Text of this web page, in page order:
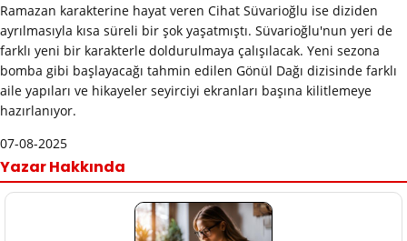
Ramazan karakterine hayat veren Cihat Süvarioğlu ise diziden
ayrılmasıyla kısa süreli bir şok yaşatmıştı. Süvarioğlu'nun yeri de
farklı yeni bir karakterle doldurulmaya çalışılacak. Yeni sezona
bomba gibi başlayacağı tahmin edilen Gönül Dağı dizisinde farklı
aile yapıları ve hikayeler seyirciyi ekranları başına kilitlemeye
hazırlanıyor.
07-08-2025
Yazar Hakkında